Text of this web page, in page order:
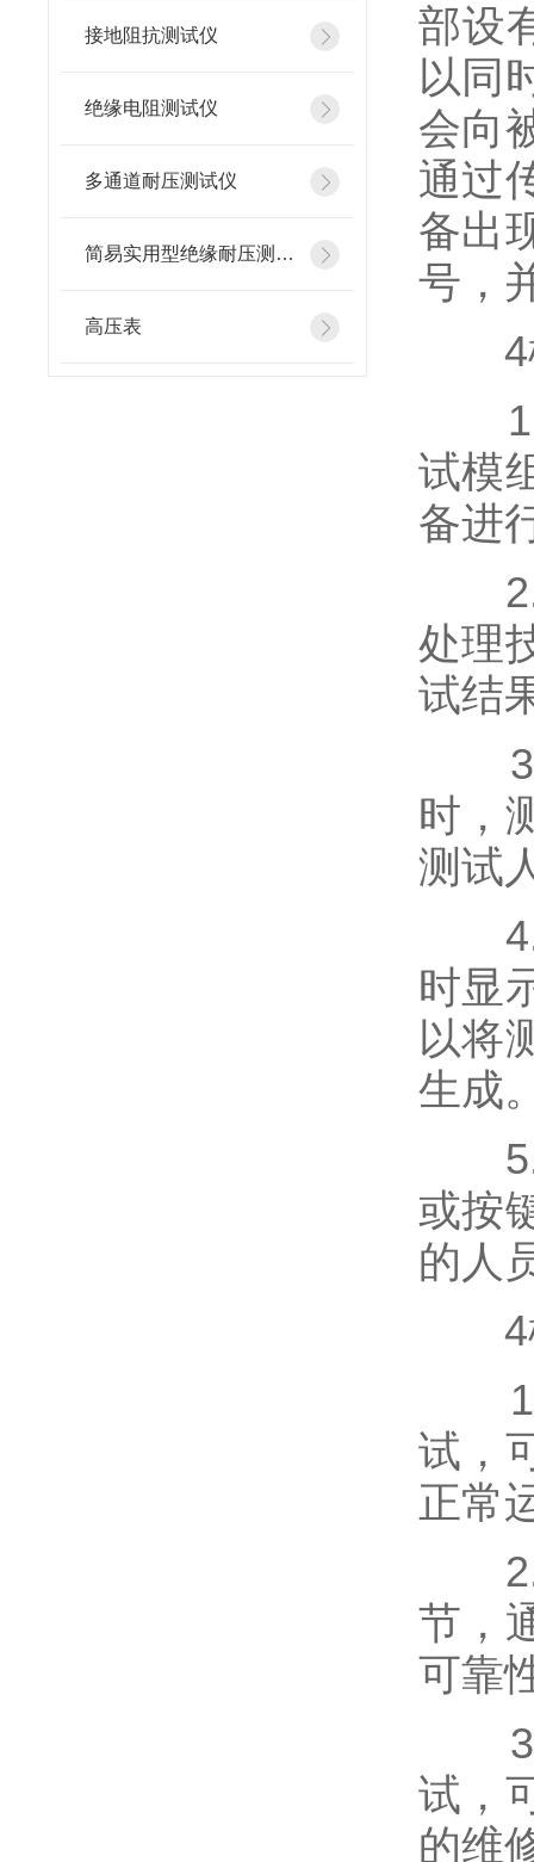
接地阻抗测试仪
绝缘电阻测试仪
多通道耐压测试仪
简易实用型绝缘耐压测试仪
高压表
部设
以同
会向
通过
备出
号，
4模
1.
试模
备进
2.
处理
试结
3.
时，
测试
4.
时显
以将
生成
5.
或按
的人
4模
1.
试，
正常
2.
节，
可靠
3.
试，
的维